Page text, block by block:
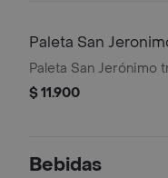
Paleta San
Paleta San Jerónimo
$ 11.900
Bebidas